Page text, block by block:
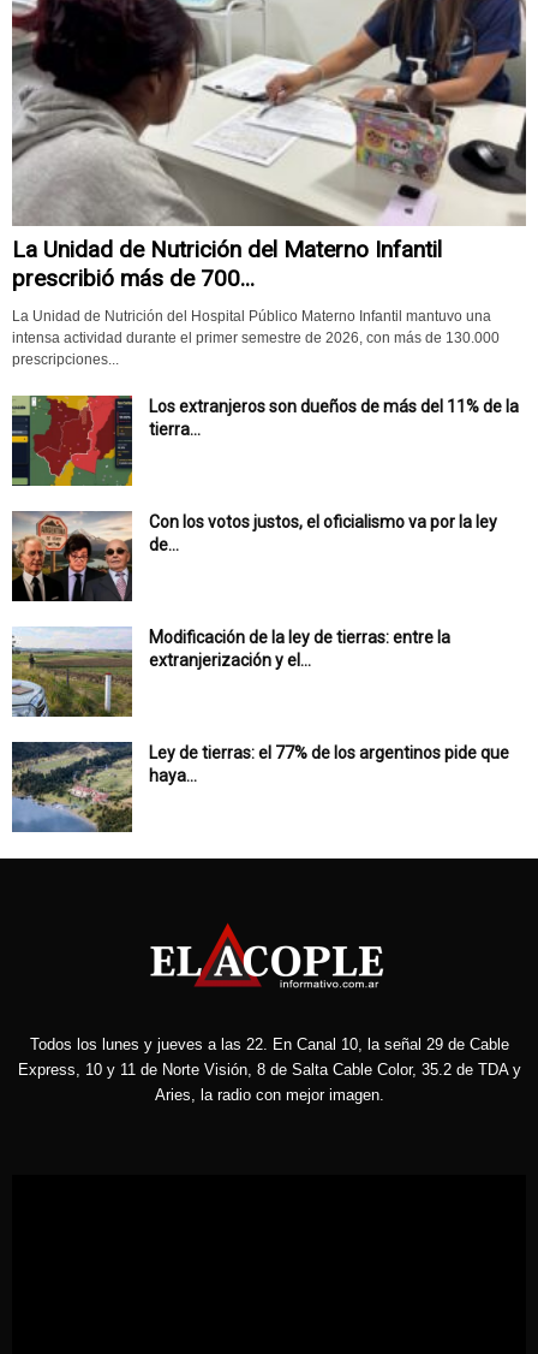
La Unidad de Nutrición del Materno Infantil
prescribió más de 700...
La Unidad de Nutrición del Hospital Público Materno Infantil mantuvo una
intensa actividad durante el primer semestre de 2026, con más de 130.000
prescripciones...
Los extranjeros son dueños de más del 11% de la
tierra...
Con los votos justos, el oficialismo va por la ley
de...
Modificación de la ley de tierras: entre la
extranjerización y el...
Ley de tierras: el 77% de los argentinos pide que
haya...
Todos los lunes y jueves a las 22. En Canal 10, la señal 29 de Cable
Express, 10 y 11 de Norte Visión, 8 de Salta Cable Color, 35.2 de TDA y
Aries, la radio con mejor imagen.